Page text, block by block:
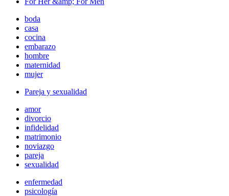
boda
casa
cocina
embarazo
hombre
maternidad
mujer
Pareja y sexualidad
amor
divorcio
infidelidad
matrimonio
noviazgo
pareja
sexualidad
enfermedad
psicología